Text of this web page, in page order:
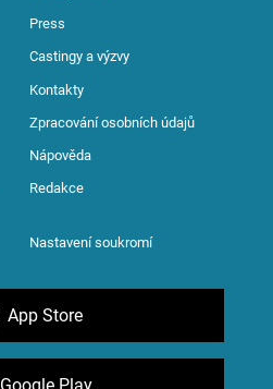
Press
Castingy a výzvy
Kontakty
Zpracování osobních údajů
Nápověda
Redakce
Nastavení soukromí
App Store